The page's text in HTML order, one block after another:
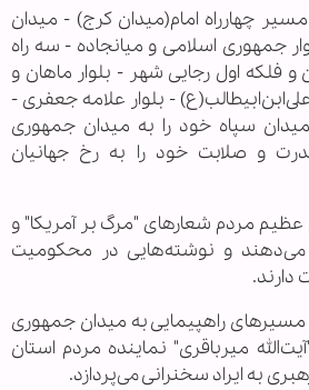
راهپیمایان در کرج از 4 مسیر چهارراه امام(میدان کرج) - میدان
جمهورى اسلامى و میانجاده - سه راه
و فلکه اول رجایى شهر - بلوار ماهان و
- بلوار علامه جعفرى -
سپاه خود را به میدان جمهورى
و صلابت خود را به رخ جهانیان
عظیم مردم شعارهای "مرگ بر آمریکا" و
و نوشته‌هایی در محکومیت
مسیرهای راهپیمایی به میدان جمهوری
میرباقری" نماینده مردم استان
به ایراد سخنرانی می‌پردازد.